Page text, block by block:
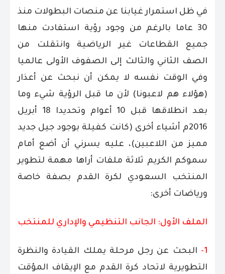
في ظل استمرار غيابنا عن منصات البطولات منذ
30 عاما بالرغم من وجود رؤية استفادت منها
جميع القطاعات غير الرياضية وانتقلت من
الصف الثاني والثالث إلى الصفوف الأولى عالميا
وفي الوقت نفسه لا يمكن أن نبحث عن أعذار
(هؤلاء هم لاعبونا) لأن ما قبل الرؤية شيء وما
بعد انطلاقها قبل 10 أعوام وتحديدا 18 أبريل
2016م أشياء أخرى (كانت كفيلة بوجود جيل جديد
مميز من اللاعبين)، عليه يسرني أن أضع أمام
سموكم الكريم ثلاثة ملفات أراها مهمة لتطوير
المنتخب السعودي لكرة القدم بصفة خاصة
ورياضات أخرى:
الملف الأول: الجانب التنظيمي والإداري للمنتخب
1-
البحث عن رجل مرحلة يملك القيادة والنظرة
التطويرية لاتحاد كرة القدم مع الإيقاف المؤقت